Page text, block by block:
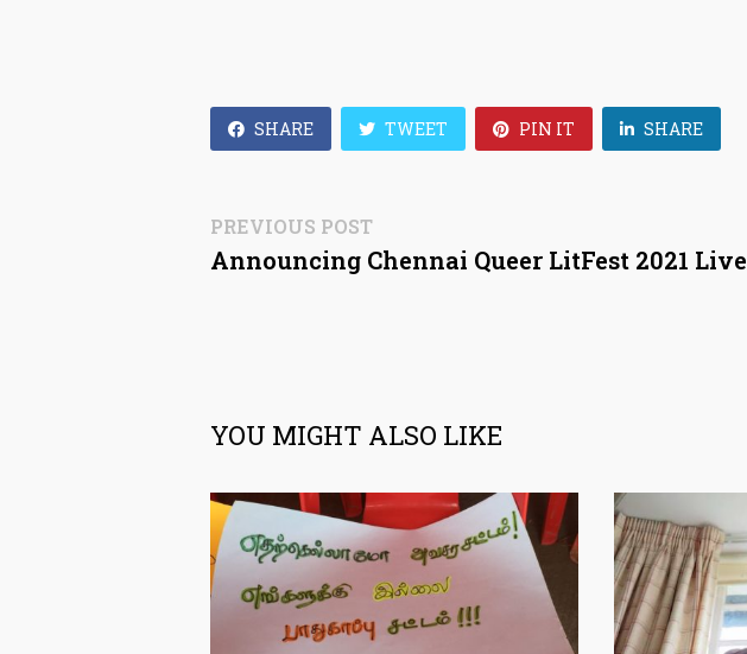
SHARE TWEET PIN IT SHARE
Post
navigation
PREVIOUS POSTPrevious
post:
Announcing Chennai Queer LitFest 2021 Live
YOU MIGHT ALSO LIKE